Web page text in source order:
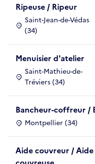
Ripeuse / Ripeur
Saint-Jean-de-Védas
(34)
Menuisier d'atelier
Saint-Mathieu-de-
Tréviers (34)
Bancheur-coffreur /
Montpellier (34)
Aide couvreur / Aide